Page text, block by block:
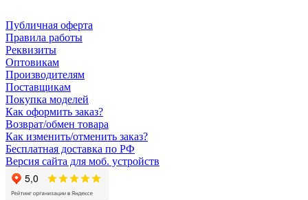
Публичная оферта
Правила работы
Реквизиты
Оптовикам
Производителям
Поставщикам
Покупка моделей
Как оформить заказ?
Возврат/обмен товара
Как изменить/отменить заказ?
Бесплатная доставка по РФ
Версия сайта для моб. устройств